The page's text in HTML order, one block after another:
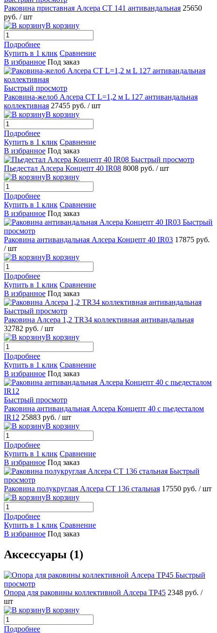
Раковина приставная Алсера СТ 141 антивандальная 25650
руб. / шт
В корзину
Подробнее
Купить в 1 клик Сравнение
В избранное Под заказ
Быстрый просмотр
Раковина-желоб Алсера СТ L=1,2 м L 127 антивандальная
коллективная 27455 руб. / шт
В корзину
Подробнее
Купить в 1 клик Сравнение
В избранное Под заказ
Быстрый просмотр
Пьедестал Алсера Концепт 40 IR08 8008 руб. / шт
В корзину
Подробнее
Купить в 1 клик Сравнение
В избранное Под заказ
Быстрый
просмотр
Раковина антивандальная Алсера Концепт 40 IR03 17875 руб.
/ шт
В корзину
Подробнее
Купить в 1 клик Сравнение
В избранное Под заказ
Быстрый просмотр
Раковина Алсера 1,2 TR34 коллективная антивандальная
32782 руб. / шт
В корзину
Подробнее
Купить в 1 клик Сравнение
В избранное Под заказ
Быстрый просмотр
Раковина антивандальная Алсера Концепт 40 с пьедесталом
IR12 25883 руб. / шт
В корзину
Подробнее
Купить в 1 клик Сравнение
В избранное Под заказ
Быстрый
просмотр
Раковина полукруглая Алсера СТ 136 стальная 17550 руб. / шт
В корзину
Подробнее
Купить в 1 клик Сравнение
В избранное Под заказ
Аксессуары (1)
Быстрый
просмотр
Опора для раковины коллективной Алсера ТР45 2348 руб. /
шт
В корзину
Подробнее